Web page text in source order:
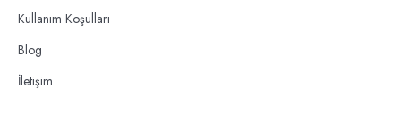
Kullanım Koşulları
Blog
İletişim